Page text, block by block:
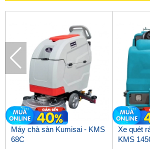
chà sàn chuyên dụng đóng vai trò đặc biệt
Để đáp ứng nhu cầu vệ sinh vừa và nhỏ
máy chà sàn đơn IPC SD 17-400
dụng ngày càng phổ biến. Chiếc máy này
vệ sinh, đánh bóng mặt sàn cực tốt chỉ
Bạn nghĩ sao về việc đầu tư model IPC SD
0972 882 886
để được tư vấn nhanh
máy chà sàntốt nhất thị trường nhé!
Máy chà sàn Kumisai - KMS
68C
Xe quét
KMS